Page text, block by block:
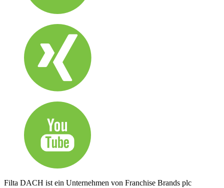
Filta DACH ist ein Unternehmen von Franchise Brands plc